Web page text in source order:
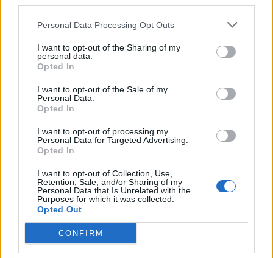
Personal Data Processing Opt Outs
I want to opt-out of the Sharing of my
personal data.
Opted In
I want to opt-out of the Sale of my
Personal Data.
Opted In
I want to opt-out of processing my
Personal Data for Targeted Advertising.
Opted In
I want to opt-out of Collection, Use,
Retention, Sale, and/or Sharing of my
Personal Data that Is Unrelated with the
Purposes for which it was collected.
Opted Out
CONFIRM